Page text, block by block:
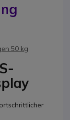
50 kg